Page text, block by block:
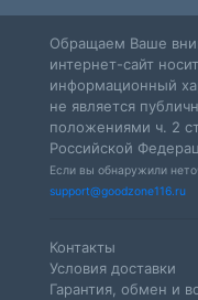
Обращаем Ваше
интернет-сайт
информационный
не является
положениями ч. 2
Российской
Если вы обнаружили
support@goodzone116.ru
Контакты
Условия доставки
Гарантия, обмен и